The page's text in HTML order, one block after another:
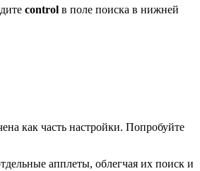
control в поле поиска в нижней
как часть настройки. Попробуйте
апплеты, облегчая их поиск и